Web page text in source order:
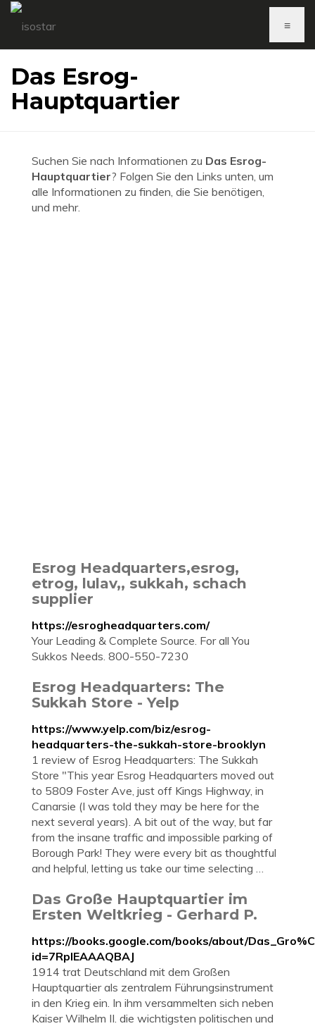
≡
Das Esrog-
Hauptquartier
Suchen Sie nach Informationen zu Das Esrog-
Hauptquartier? Folgen Sie den Links unten, um
alle Informationen zu finden, die Sie benötigen,
und mehr.
Esrog Headquarters,esrog,
etrog, lulav,, sukkah, schach
supplier
https://esrogheadquarters.com/
Your Leading & Complete Source. For all You
Sukkos Needs. 800-550-7230
Esrog Headquarters: The
Sukkah Store - Yelp
https://www.yelp.com/biz/esrog-
headquarters-the-sukkah-store-brooklyn
1 review of Esrog Headquarters: The Sukkah
Store "This year Esrog Headquarters moved out
to 5809 Foster Ave, just off Kings Highway, in
Canarsie (I was told they may be here for the
next several years). A bit out of the way, but far
from the insane traffic and impossible parking of
Borough Park! They were every bit as thoughtful
and helpful, letting us take our time selecting …
Das Große Hauptquartier im
Ersten Weltkrieg - Gerhard P.
https://books.google.com/books/about/
id=7RplEAAAQBAJ
1914 trat Deutschland mit dem Großen
Hauptquartier als zentralem Führungsinstrument
in den Krieg ein. In ihm versammelten sich neben
Kaiser Wilhelm II. die wichtigsten politischen und